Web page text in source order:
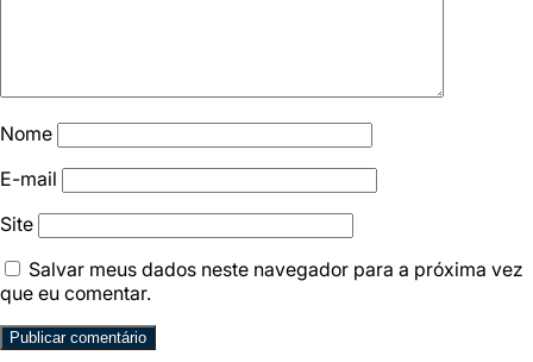
Nome
E-mail
Site
Salvar meus dados neste navegador para a próxima vez
que eu comentar.